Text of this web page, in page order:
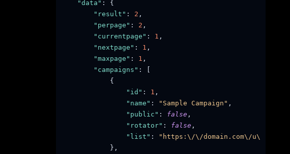
"data" :
{
"result" : 2 ,
"perpage" : 2 ,
"currentpage" : 1 ,
"nextpage" : 1 ,
"maxpage" : 1 ,
"campaigns" :
[
{
"id" : 1 ,
"name" : "Sample Campaign" ,
"public" : false ,
"rotator" : false ,
"list" :
"https:\/\/domain.com\/u\/
} ,